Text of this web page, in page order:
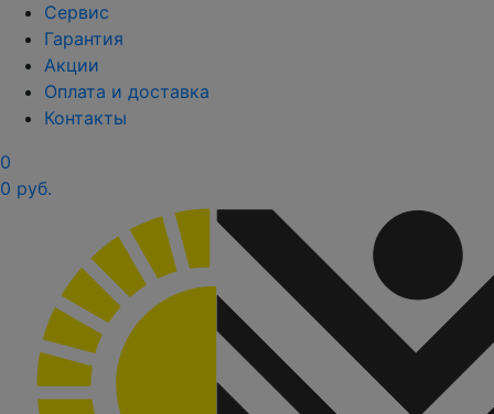
Сервис
Гарантия
Акции
Оплата и доставка
Контакты
0
0 руб.